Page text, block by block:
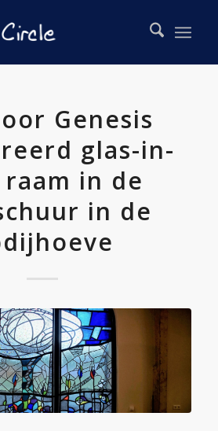
Genesis
glas-in-
in de
in de